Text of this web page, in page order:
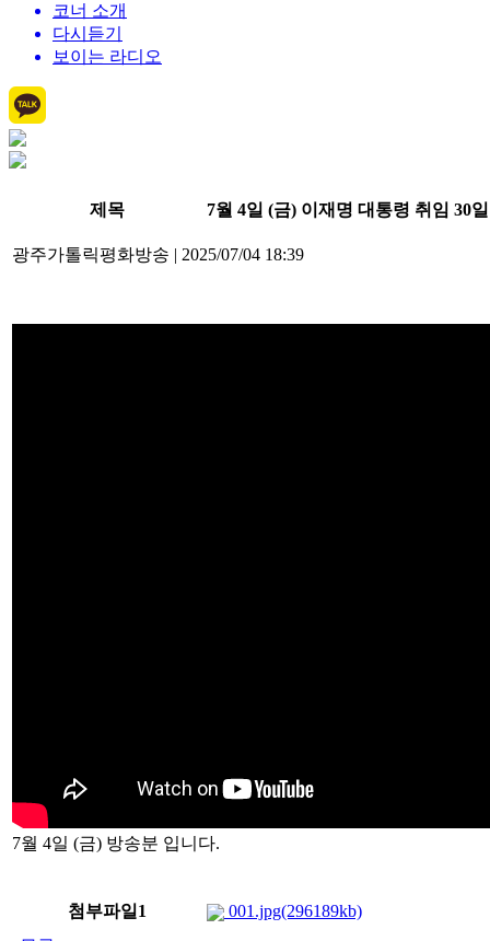
코너 소개
다시듣기
보이는 라디오
제목 7월 4일 (금) 이재명 대통령 취임 30
광주가톨릭평화방송 | 2025/07/04 18:39
7월 4일 (금) 방송분 입니다.
첨부파일1
001.jpg(296189kb)